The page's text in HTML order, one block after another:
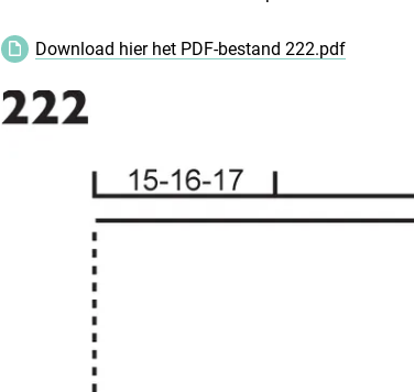
Download hier het PDF-bestand 222.pdf